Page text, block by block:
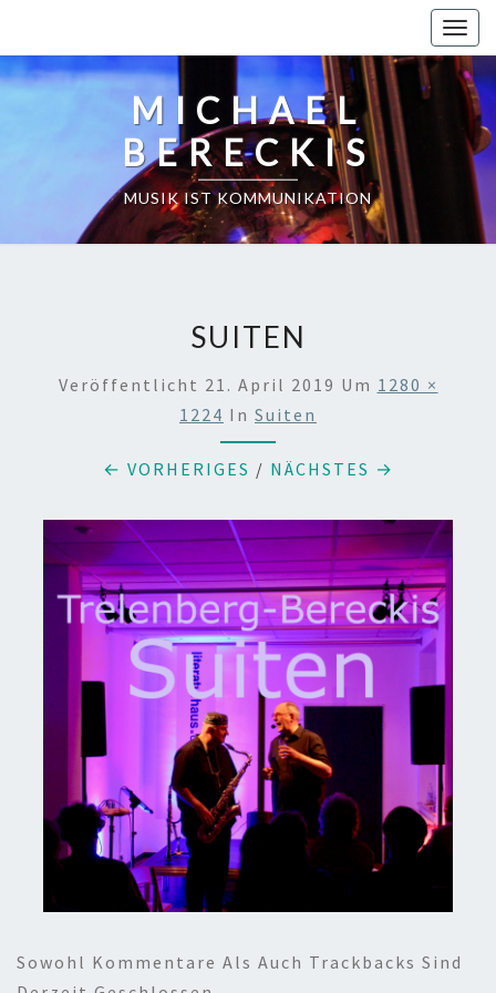
content
MICHAEL
BERECKIS
MUSIK IST KOMMUNIKATION
SUITEN
Veröffentlicht 21. April 2019 Um 1280 ×
1224 In Suiten
← VORHERIGES / NÄCHSTES →
Sowohl Kommentare Als Auch Trackbacks Sind